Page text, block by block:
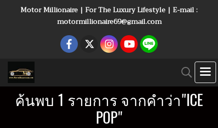
Motor Millionaire | For The Luxury Lifestyle | E-mail :
motormillionaire69@gmail.com
ค้นพบ 1 รายการ จากคำว่า"ICE
POP"